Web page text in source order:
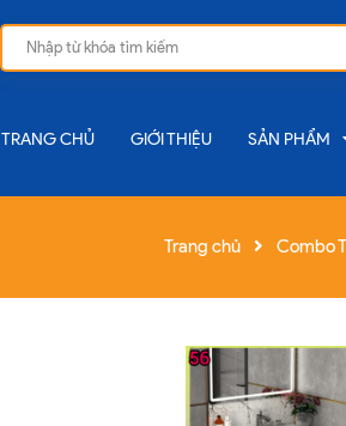
TRANG CHỦ GIỚI THIỆU SẢN PHẨM
Trang chủ Combo